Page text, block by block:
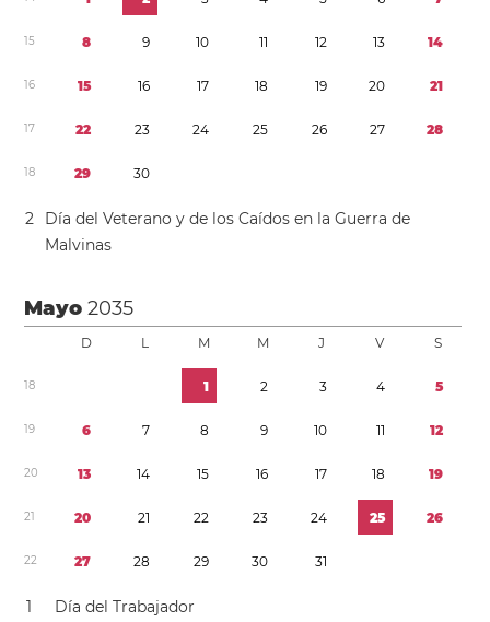
15 8 9 10 11 12 13 14
16 15 16 17 18 19 20 21
17 22 23 24 25 26 27 28
18 29 30
2
Día del Veterano y de los Caídos en la Guerra de
Malvinas
Mayo2035
D L M M J V S
18 1 2 3 4 5
19 6 7 8 9 10 11 12
20 13 14 15 16 17 18 19
21 20 21 22 23 24 25 26
22 27 28 29 30 31
1
Día del Trabajador